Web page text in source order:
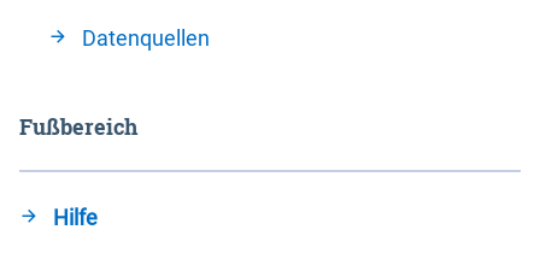
Datenquellen
Fußbereich
Hilfe